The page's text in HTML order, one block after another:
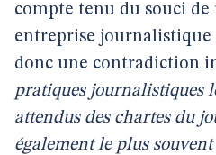
compte tenu du souci
entreprise journalistique
donc une contradiction
pratiques journalistiques
attendus des chartes du
également le plus